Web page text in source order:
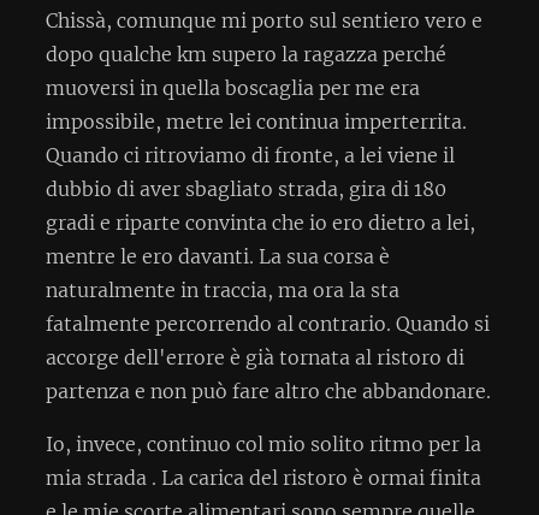
Chissà, comunque mi porto sul sentiero vero e
dopo qualche km supero la ragazza perché
muoversi in quella boscaglia per me era
impossibile, metre lei continua imperterrita.
Quando ci ritroviamo di fronte, a lei viene il
dubbio di aver sbagliato strada, gira di 180
gradi e riparte convinta che io ero dietro a lei,
mentre le ero davanti. La sua corsa è
naturalmente in traccia, ma ora la sta
fatalmente percorrendo al contrario. Quando si
accorge dell'errore è già tornata al ristoro di
partenza e non può fare altro che abbandonare.
Io, invece, continuo col mio solito ritmo per la
mia strada . La carica del ristoro è ormai finita